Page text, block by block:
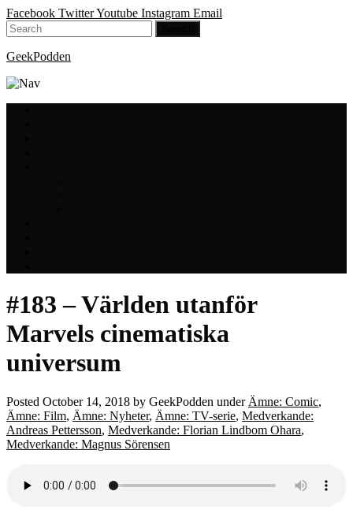
Facebook TwitterYoutube Instagram Email
GeekPodden
#183 – Världen utanför
Marvels cinematiska
universum
Posted October 14, 2018 by GeekPodden under Ämne: Comic,
Ämne: Film, Ämne: Nyheter, Ämne: TV-serie, Medverkande:
Andreas Pettersson, Medverkande: Florian Lindbom Ohara,
Medverkande: Magnus Sörensen